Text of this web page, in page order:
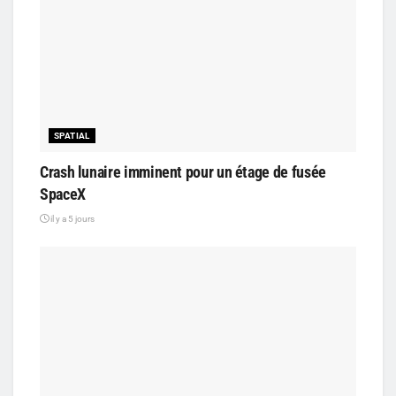
SPATIAL
Crash lunaire imminent pour un étage de fusée
SpaceX
il y a 5 jours